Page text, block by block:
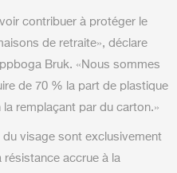
contribuer à protéger le
de retraite», déclare
Bruk. «Nous sommes
de 70 % la part de plastique
remplaçant par du carton.»
visage sont exclusivement
résistance accrue à la